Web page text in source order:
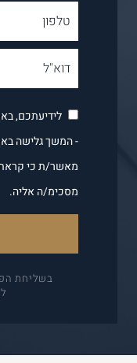
- המשך גלישה
מאשר/ת כי
מסכימ/ה אליה.
בשליחת